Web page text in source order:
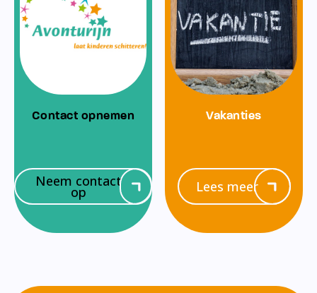
Contact opnemen
Neem contact
op
Vakanties
Lees meer